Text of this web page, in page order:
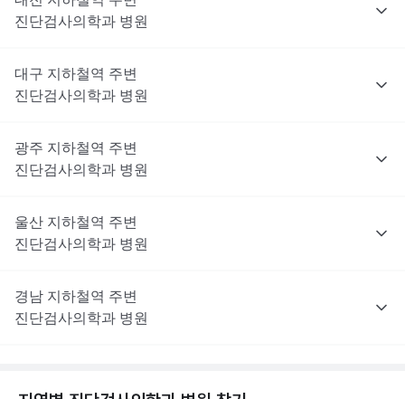
진단검사의학과 병원
대구 지하철역 주변
진단검사의학과 병원
광주 지하철역 주변
진단검사의학과 병원
울산 지하철역 주변
진단검사의학과 병원
경남 지하철역 주변
진단검사의학과 병원